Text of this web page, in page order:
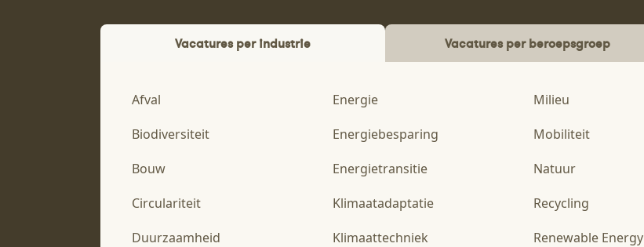
Vacatures per industrie Vacatures per beroepsgroep
Afval
Biodiversiteit
Bouw
Circulariteit
Duurzaamheid
Energie
Energiebesparing
Energietransitie
Klimaatadaptatie
Klimaattechniek
Milieu
Mobiliteit
Natuur
Recycling
Renewable Energy